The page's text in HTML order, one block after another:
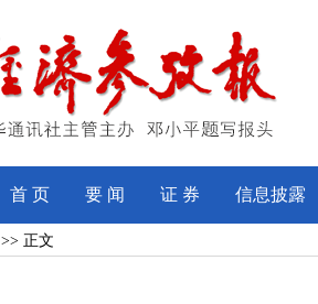
首 页 要 闻 证 券 信息披露
>> 正文